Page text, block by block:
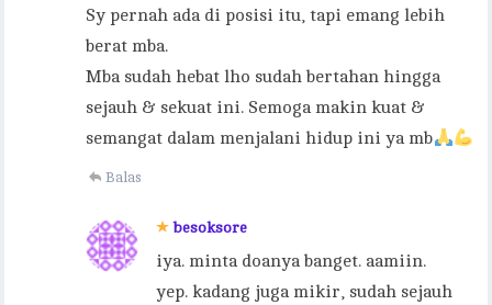
Sy pernah ada di posisi itu, tapi emang lebih
berat mba.
Mba sudah hebat lho sudah bertahan hingga
sejauh & sekuat ini. Semoga makin kuat &
semangat dalam menjalani hidup ini ya mb
Balas
besoksore
iya. minta doanya banget. aamiin.
yep. kadang juga mikir, sudah sejauh